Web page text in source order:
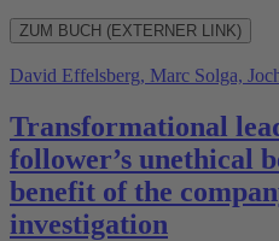
ZUM BUCH (EXTERNER LINK)
David Effelsberg, Marc Solga,
Transformational
follower’s unethical
benefit of the
investigation